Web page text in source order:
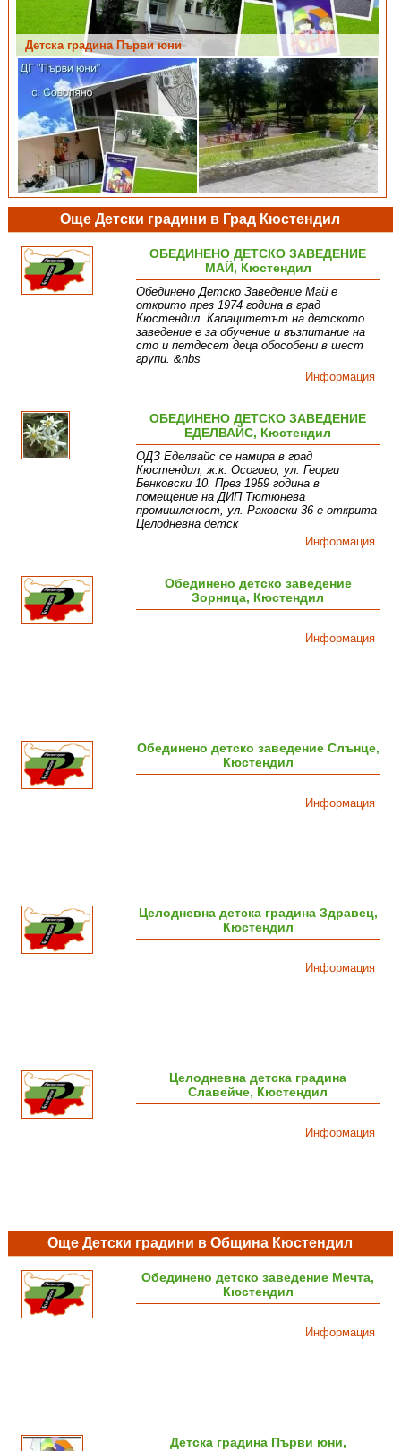
Детска градина Първи юни
Още Детски градини в Град Кюстендил
ОБЕДИНЕНО ДЕТСКО ЗАВЕДЕНИЕ
МАЙ, Кюстендил
Обединено Детско Заведение Май е
открито през 1974 година в град
Кюстендил. Капацитетът на детското
заведение е за обучение и възпитание на
сто и петдесет деца обособени в шест
групи. &nbs
Информация
ОБЕДИНЕНО ДЕТСКО ЗАВЕДЕНИЕ
ЕДЕЛВАЙС, Кюстендил
ОДЗ Еделвайс се намира в град
Кюстендил, ж.к. Осогово, ул. Георги
Бенковски 10. През 1959 година в
помещение на ДИП Тютюнева
промишленост, ул. Раковски 36 е открита
Целодневна детск
Информация
Обединено детско заведение
Зорница, Кюстендил
Информация
Обединено детско заведение Слънце,
Кюстендил
Информация
Целодневна детска градина Здравец,
Кюстендил
Информация
Целодневна детска градина
Славейче, Кюстендил
Информация
Още Детски градини в Община Кюстендил
Обединено детско заведение Мечта,
Кюстендил
Информация
Детска градина Първи юни,